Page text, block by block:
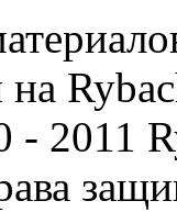
2011